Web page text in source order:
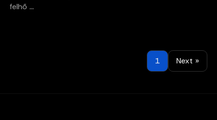
felhő ...
1 Next »